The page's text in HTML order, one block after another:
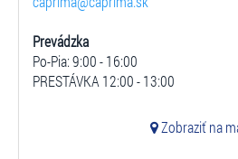
Prevádzka
Po-Pia: 9:00 - 16:00
PRESTÁVKA 12:00 - 13:00
Zobraziť na